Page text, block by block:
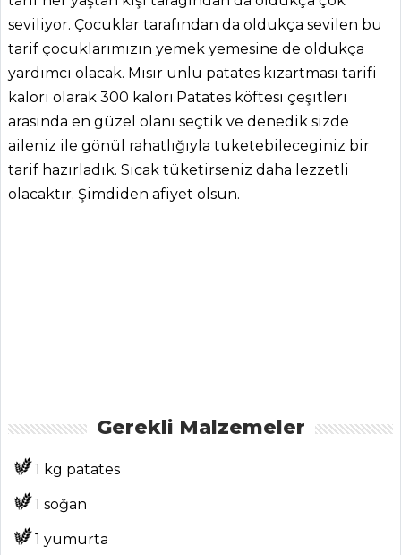
Aktüel
Chefs
Haber
ŞEFİN TARİFLERİ
seviliyor. Çocuklar tarafından da oldukça sevilen bu
tarif çocuklarımızın yemek yemesine de oldukça
yardımcı olacak. Mısır unlu patates kızartması tarifi
kalori olarak 300 kalori.Patates köftesi çeşitleri
arasında en güzel olanı seçtik ve denedik sizde
aileniz ile gönül rahatlığıyla tuketebileceginiz bir
tarif hazırladık. Sıcak tüketirseniz daha lezzetli
olacaktır. Şimdiden afiyet olsun.
Gerekli Malzemeler
1 kg patates
1 soğan
1 yumurta